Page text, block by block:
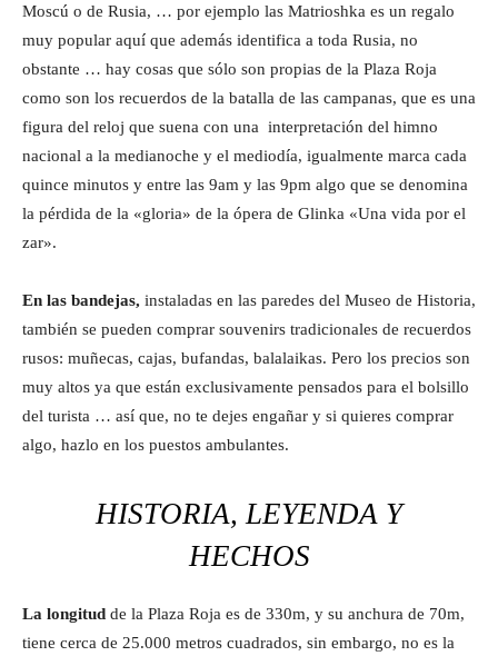
Moscú o de Rusia, … por ejemplo las Matrioshka es un regalo
muy popular aquí que además identifica a toda Rusia, no
obstante … hay cosas que sólo son propias de la Plaza Roja
como son los recuerdos de la batalla de las campanas, que es una
figura del reloj que suena con una interpretación del himno
nacional a la medianoche y el mediodía, igualmente marca cada
quince minutos y entre las 9am y las 9pm algo que se denomina
la pérdida de la «gloria» de la ópera de Glinka «Una vida por el
zar».
En las bandejas, instaladas en las paredes del Museo de Historia,
también se pueden comprar souvenirs tradicionales de recuerdos
rusos: muñecas, cajas, bufandas, balalaikas. Pero los precios son
muy altos ya que están exclusivamente pensados para el bolsillo
del turista … así que, no te dejes engañar y si quieres comprar
algo, hazlo en los puestos ambulantes.
HISTORIA, LEYENDA Y
HECHOS
La longitud de la Plaza Roja es de 330m, y su anchura de 70m,
tiene cerca de 25.000 metros cuadrados, sin embargo, no es la